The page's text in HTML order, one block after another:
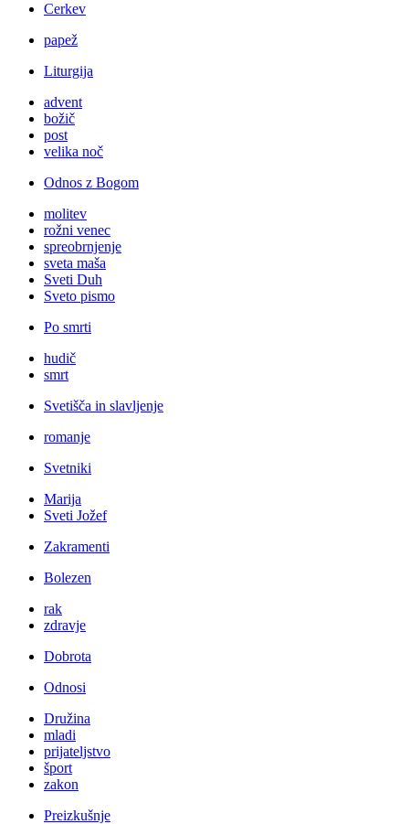
Cerkev
papež
Liturgija
advent
božič
post
velika noč
Odnos z Bogom
molitev
rožni venec
spreobrnjenje
sveta maša
Sveti Duh
Sveto pismo
Po smrti
hudič
smrt
Svetišča in slavljenje
romanje
Svetniki
Marija
Sveti Jožef
Zakramenti
Bolezen
rak
zdravje
Dobrota
Odnosi
Družina
mladi
prijateljstvo
šport
zakon
Preizkušnje